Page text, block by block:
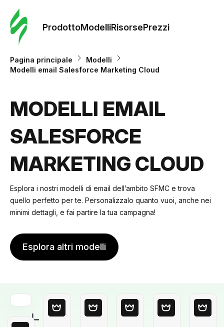
ProdottoModelliRisorsePrezzi
Pagina principale
Modelli
Modelli email Salesforce Marketing Cloud
MODELLI EMAIL
SALESFORCE
MARKETING CLOUD
Esplora i nostri modelli di email dell’ambito SFMC e trova
quello perfetto per te. Personalizzalo quanto vuoi, anche nei
minimi dettagli, e fai partire la tua campagna!
Esplora altri modelli